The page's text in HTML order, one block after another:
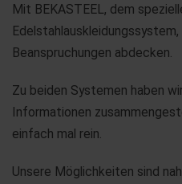
Mit BEKASTEEL, dem
Beanspruchungen abdecken.
Zu beiden Systemen haben
Informationen
einfach mal rein.
Unsere Möglichkeiten sind